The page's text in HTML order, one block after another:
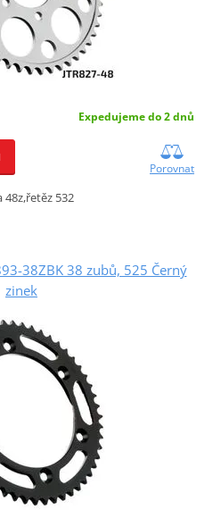
Expedujeme do 2 dnů
Porovnat
48z,řetěz 532
38ZBK 38 zubů, 525 Černý
zinek